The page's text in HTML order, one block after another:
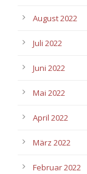
August 2022
Juli 2022
Juni 2022
Mai 2022
April 2022
März 2022
Februar 2022